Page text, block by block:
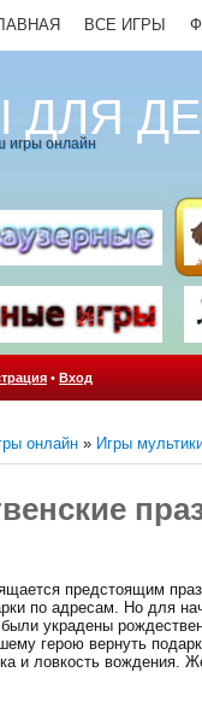
ВСЕ ИГРЫ
ДЛЯ
игры онлайн
• Вход
онлайн » Игры
предстоящим
по адресам. Но для
украдены
герою вернуть
и ловкость вождения.